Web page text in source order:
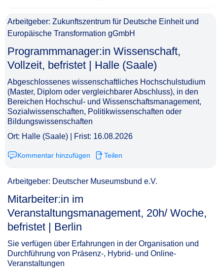
Arbeitgeber: Zukunftszentrum für Deutsche Einheit und
Europäische Transformation gGmbH
Pro­gramm­ma­na­ger:in Wis­sen­schaft,
Vollzeit, befristet | Halle (Saale)​‌‌‌‌​‌​‌‌‌‌‌​‌​​‌​
Abgeschlossenes wissenschaftliches Hochschulstudium
(Master, Diplom oder vergleichbarer Abschluss), in den
Bereichen Hochschul- und Wissenschaftsmanagement,
Sozialwissenschaften, Politikwissenschaften oder
Bildungswissenschaften
Ort: Halle (Saale) | Frist: 16.08.2026
Kommentar hinzufügen Teilen
Arbeitgeber: Deutscher Museumsbund e.V.
Mitarbeiter:in im
Veranstaltungsmanagement, 20h/ Woche,
befristet | Berlin​‌‌‌‌​‌​‌‌‌‌‌​‌​​​‌
Sie verfügen über Erfahrungen in der Organisation und
Durchführung von Präsenz-, Hybrid- und Online-
Veranstaltungen